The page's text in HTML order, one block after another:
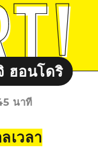
ถนนช้อปปิ้งโ
นาที
เวลา